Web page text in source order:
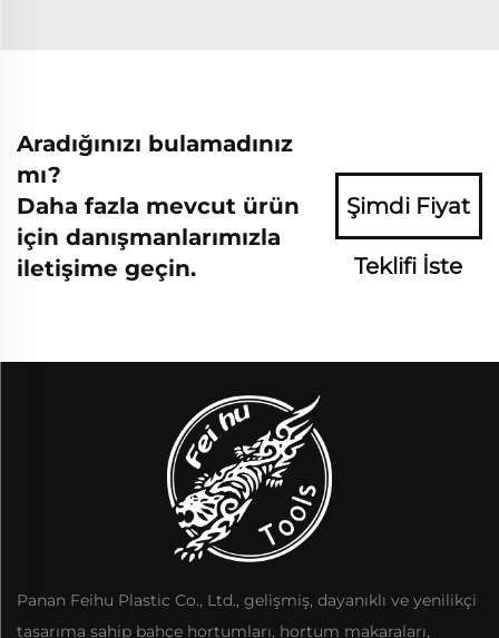
Aradığınızı bulamadınız
mı?
Daha fazla mevcut ürün
için danışmanlarımızla
iletişime geçin.
Şimdi Fiyat
Teklifi İste
Panan Feihu Plastic Co., Ltd., gelişmiş, dayanıklı ve yenilikçi
tasarıma sahip bahçe hortumları, hortum makaraları,